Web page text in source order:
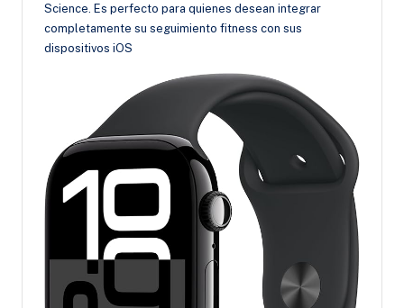
Science. Es perfecto para quienes desean integrar
completamente su seguimiento fitness con sus
dispositivos iOS